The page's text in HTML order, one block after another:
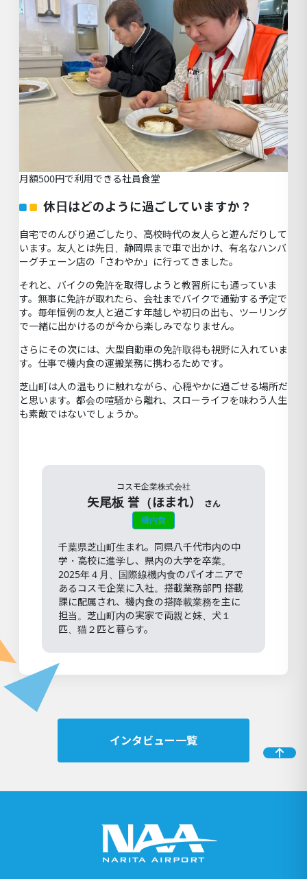
月額500円で利用できる社員食堂
休日はどのように過ごしていますか？
自宅でのんびり過ごしたり、高校時代の友人らと遊んだりして
います。友人とは先日、静岡県まで車で出かけ、有名なハンバ
ーグチェーン店の「さわやか」に行ってきました。
それと、バイクの免許を取得しようと教習所にも通っていま
す。無事に免許が取れたら、会社までバイクで通勤する予定で
す。毎年恒例の友人と過ごす年越しや初日の出も、ツーリング
で一緒に出かけるのが今から楽しみでなりません。
さらにその次には、大型自動車の免許取得も視野に入れていま
す。仕事で機内食の運搬業務に携わるためです。
芝山町は人の温もりに触れながら、心穏やかに過ごせる場所だ
と思います。都会の喧騒から離れ、スローライフを味わう人生
も素敵ではないでしょうか。
コスモ企業株式会社
矢尾板 誉（ほまれ）
さん
機内食
千葉県芝山町生まれ。同県八千代市内の中
学・高校に進学し、県内の大学を卒業。
2025年４月、国際線機内食のパイオニアで
あるコスモ企業に入社。搭載業務部門 搭載
課に配属され、機内食の搭降載業務を主に
担当。芝山町内の実家で両親と妹、犬１
匹、猫２匹と暮らす。
インタビュー一覧